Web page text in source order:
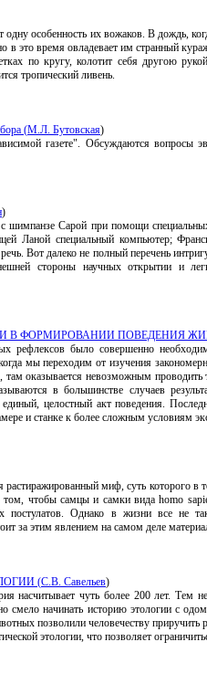
особенность их вожаков. В дождь,
в это время овладевает им странный
по кругу, колотит себя другою
тропический ливень.
(М.Л. Бутовская)
газете". Обсуждаются вопросы
)
шимпанзе Сарой при помощи
Ланой специальный компьютер;
Вот далеко не полный перечень
стороны научных открытии и
В ФОРМИРОВАНИИ ПОВЕДЕНИЯ
рефлексов было совершенно
мы переходим от изучения
оказывается невозможным проводить
в большинстве случаев
целостный акт поведения.
и станке к более сложным условиям
миф, суть которого в
том, чтобы самцы и самки вида homo
постулатов. Однако в жизни все не
за этим явлением на самом деле
(С.В. Савельев)
насчитывает чуть более 200 лет. Тем
смело начинать историю этологии с
позволили человечеству
этологии, что позволяет